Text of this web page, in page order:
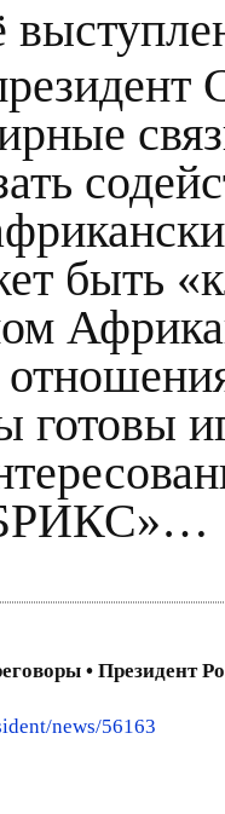
быть
готовы
• Президент
news/56163